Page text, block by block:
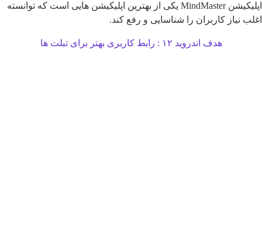
اپلیکیشن MindMaster یکی از بهترین اپلیکیشن هایی است که توانسته
کاربران را شناسایی و رفع کند.
هدف اندروید ۱۲ : رابط کاربری بهتر برای تبلت ها